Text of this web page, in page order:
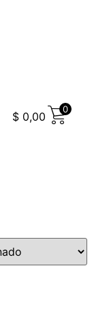
$ 0,00
0